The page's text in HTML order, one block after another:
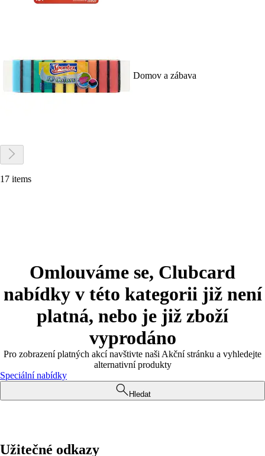
Domov a zábava
17 items
Omlouváme se, Clubcard
nabídky v této kategorii již není
platná, nebo je již zboží
vyprodáno
Pro zobrazení platných akcí navštivte naši Akční stránku a vyhledejte
alternativní produkty
Speciální nabídky
Hledat
Užitečné odkazy